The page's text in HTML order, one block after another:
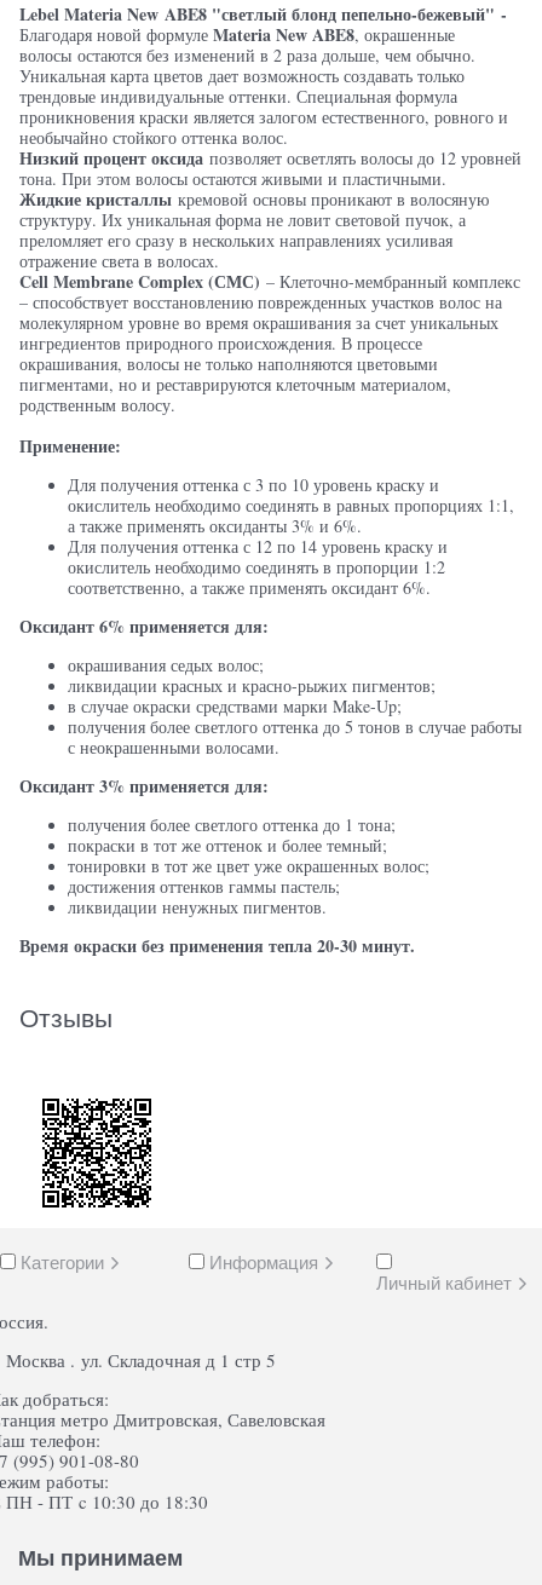
Lebel Materia New ABE8 "светлый блонд пепельно-бежевый" -
Благодаря новой формуле Materia New ABE8, окрашенные
волосы остаются без изменений в 2 раза дольше, чем обычно.
Уникальная карта цветов дает возможность создавать только
трендовые индивидуальные оттенки. Специальная формула
проникновения краски является залогом естественного, ровного и
необычайно стойкого оттенка волос.
Низкий процент оксида позволяет осветлять волосы до 12 уровней
тона. При этом волосы остаются живыми и пластичными.
Жидкие кристаллы кремовой основы проникают в волосяную
структуру. Их уникальная форма не ловит световой пучок, а
преломляет его сразу в нескольких направлениях усиливая
отражение света в волосах.
Cell Membrane Complex (СМС) – Клеточно-мембранный комплекс
– способствует восстановлению поврежденных участков волос на
молекулярном уровне во время окрашивания за счет уникальных
ингредиентов природного происхождения. В процессе
окрашивания, волосы не только наполняются цветовыми
пигментами, но и реставрируются клеточным материалом,
родственным волосу.
Применение:
Для получения оттенка с 3 по 10 уровень краску и
окислитель необходимо соединять в равных пропорциях 1:1,
а также применять оксиданты 3% и 6%.
Для получения оттенка с 12 по 14 уровень краску и
окислитель необходимо соединять в пропорции 1:2
соответственно, а также применять оксидант 6%.
Оксидант 6% применяется для:
окрашивания седых волос;
ликвидации красных и красно-рыжих пигментов;
в случае окраски средствами марки Make-Up;
получения более светлого оттенка до 5 тонов в случае работы
с неокрашенными волосами.
Оксидант 3% применяется для:
получения более светлого оттенка до 1 тона;
покраски в тот же оттенок и более темный;
тонировки в тот же цвет уже окрашенных волос;
достижения оттенков гаммы пастель;
ликвидации ненужных пигментов.
Время окраски без применения тепла 20-30 минут.
Отзывы
Категории
Информация
Личный кабинет
Москва . ул. Складочная д 1 стр 5
добраться:
метро Дмитровская, Савеловская
телефон:
(995) 901-08-80
работы:
ПН - ПТ c 10:30 до 18:30
Мы принимаем